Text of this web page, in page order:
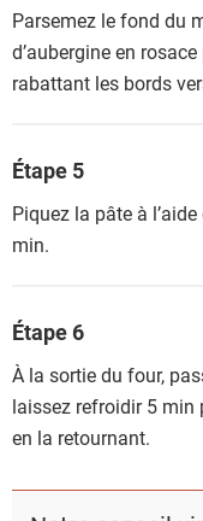
Parsemez le fond du
d’aubergine en
rabattant les bords
Étape 5
Piquez la pâte à
min.
Étape 6
À la sortie du four,
laissez refroidir 5 min
en la retournant.